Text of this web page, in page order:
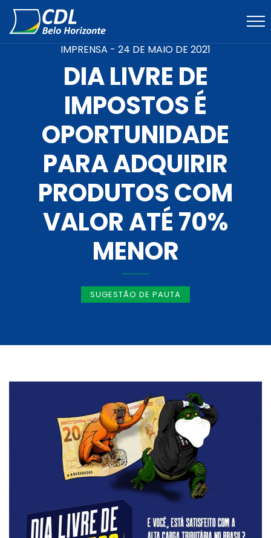
IMPRENSA - 24 DE MAIO DE 2021
DIA LIVRE DE
IMPOSTOS É
OPORTUNIDADE
PARA ADQUIRIR
PRODUTOS COM
VALOR ATÉ 70%
MENOR
SUGESTÃO DE PAUTA